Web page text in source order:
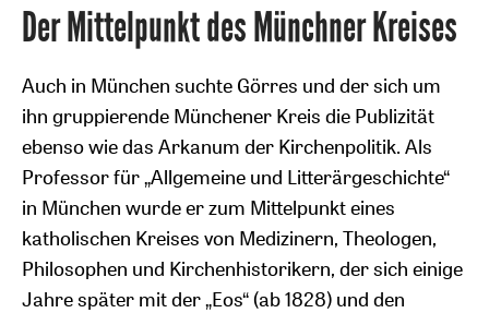
Der Mittelpunkt des Münchner Kreises
Auch in München suchte Görres und der sich um
ihn gruppierende Münchener Kreis die Publizität
ebenso wie das Arkanum der Kirchenpolitik. Als
Professor für „Allgemeine und Litterärgeschichte“
in München wurde er zum Mittelpunkt eines
katholischen Kreises von Medizinern, Theologen,
Philosophen und Kirchenhistorikern, der sich einige
Jahre später mit der „Eos“ (ab 1828) und den